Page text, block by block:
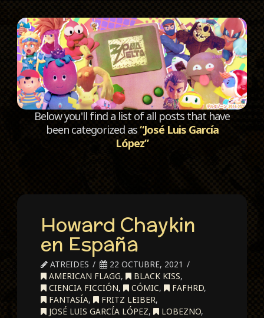
Below you'll find a list of all posts that have
been categorized as“José Luis García
López”
Howard Chaykin
en España
ATREIDES
22 OCTUBRE, 2021
AMERICAN FLAGG, BLACK KISS,
CIENCIA FICCIÓN, CÓMIC, FAFHRD,
FANTASÍA, FRITZ LEIBER,
JOSÉ LUIS GARCÍA LÓPEZ, LOBEZNO,